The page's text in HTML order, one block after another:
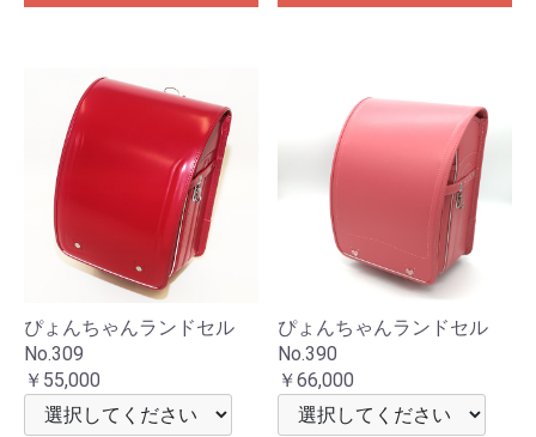
ぴょんちゃんランドセル
No.309
￥55,000
ぴょんちゃんランドセル
No.390
￥66,000